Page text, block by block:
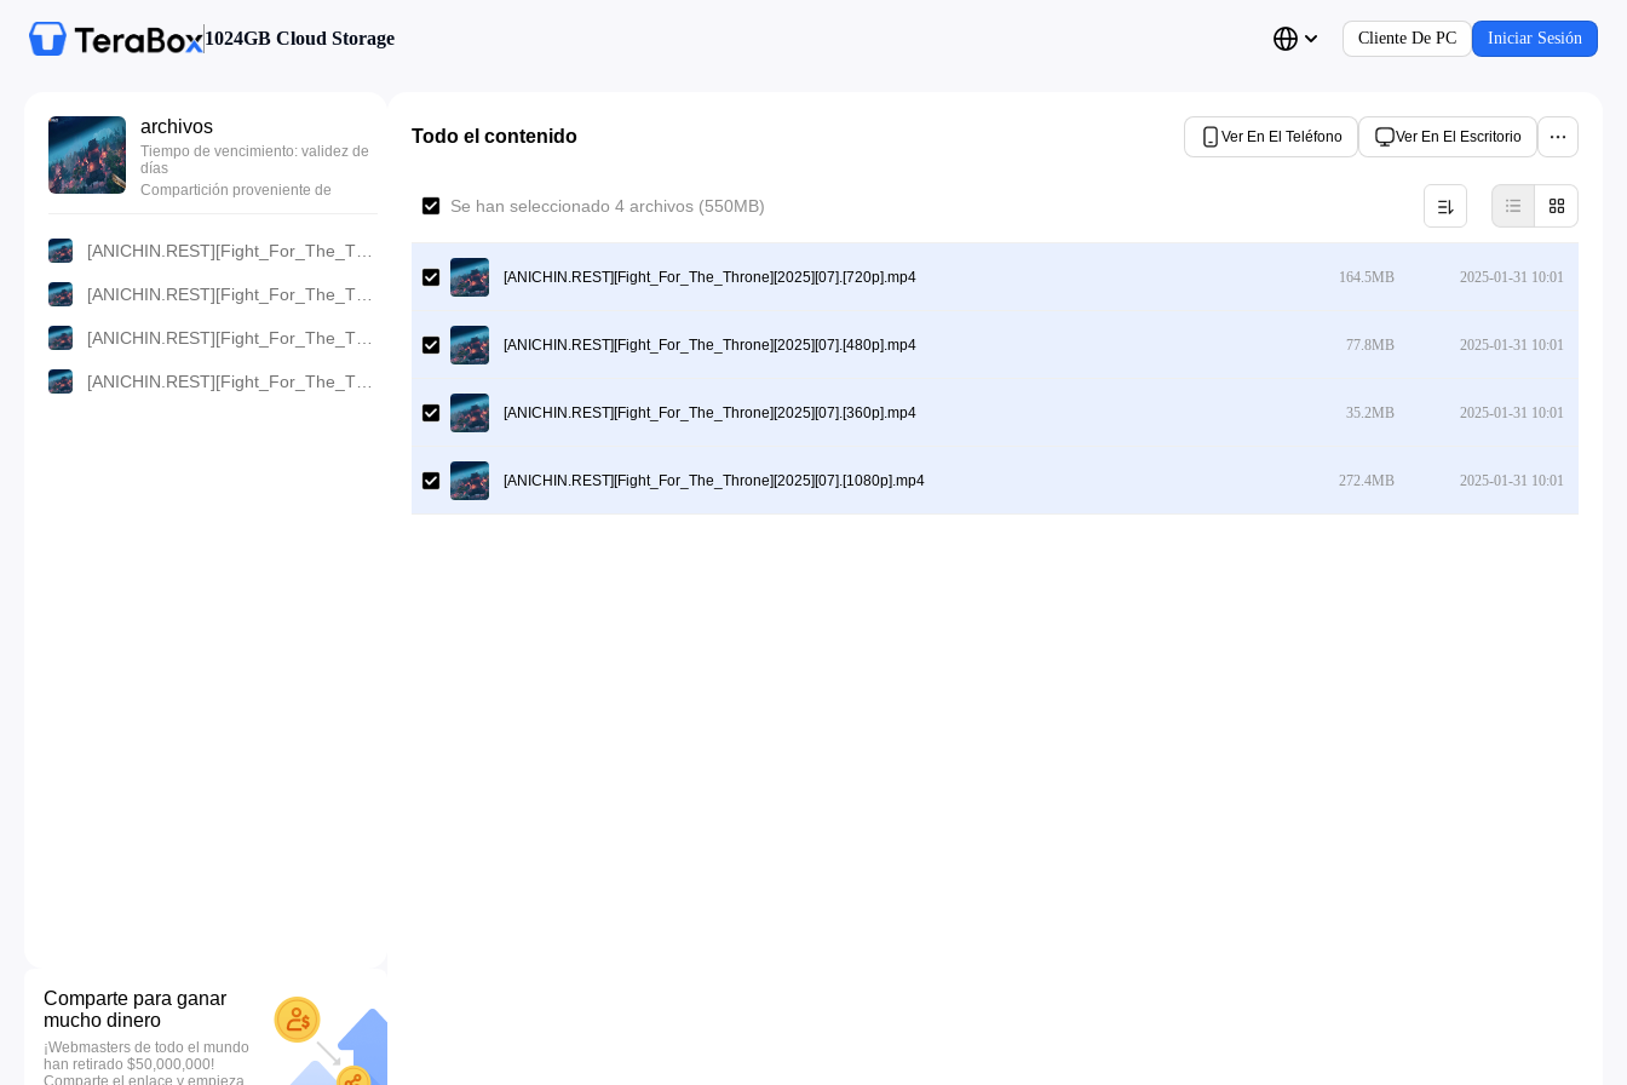
1024GB Cloud Storage Cliente De PC Iniciar Sesión
archivos
Tiempo de vencimiento: validez de
días
Compartición proveniente de
Comparte para ganar
mucho dinero
¡Webmasters de todo el mundo
han retirado $50,000,000!
Comparte el enlace y empieza
Todo el contenido Ver En El Teléfono Ver En El Escritorio
Se han seleccionado 4 archivos (550MB)
[ANICHIN.REST][Fight_For_The_Throne][2025][07].[720p].mp4 164.5MB 2025-01-31 10:01
[ANICHIN.REST][Fight_For_The_Throne][2025][07].[480p].mp4 77.8MB 2025-01-31 10:01
[ANICHIN.REST][Fight_For_The_Throne][2025][07].[360p].mp4 35.2MB 2025-01-31 10:01
[ANICHIN.REST][Fight_For_The_Throne][2025][07].[1080p].mp4 272.4MB 2025-01-31 10:01